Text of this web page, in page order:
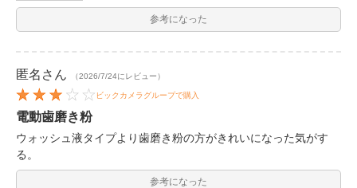
参考になった
匿名 さん （2026/7/24にレビュー）
ビックカメラグループで購入
電動歯磨き粉
ウォッシュ液タイプより歯磨き粉の方がきれいになった気がす
る。
参考になった